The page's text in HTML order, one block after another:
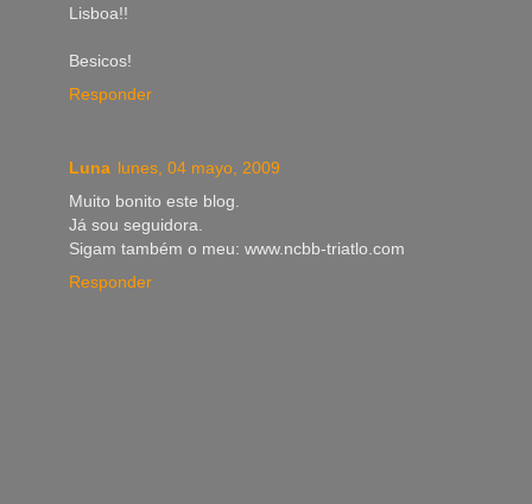
Lisboa!!
Besicos!
Responder
Luna lunes, 04 mayo, 2009
Muito bonito este blog.
Já sou seguidora.
Sigam também o meu: www.ncbb-triatlo.com
Responder